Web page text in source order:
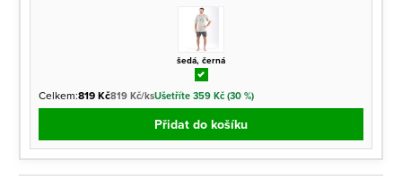
šedá, černá
Celkem:819 Kč819 Kč/ksUšetříte 359 Kč (30 %)
Přidat do košíku